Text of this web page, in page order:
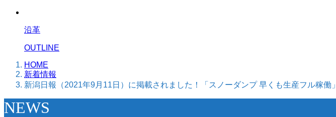
沿革
OUTLINE
HOME
新着情報
新潟日報（2021年9月11日）に掲載されました！「スノーダンプ 早くも生産フル稼働」
NEWS